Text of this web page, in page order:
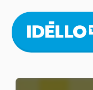
main
content